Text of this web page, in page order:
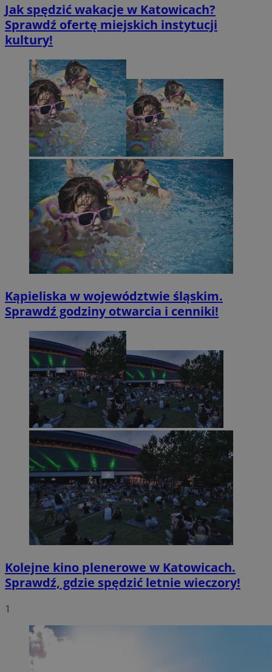
Jak spędzić wakacje w Katowicach?
Sprawdź ofertę miejskich instytucji
kultury!
Kąpieliska w województwie śląskim.
Sprawdź godziny otwarcia i cenniki!
Kolejne kino plenerowe w Katowicach.
Sprawdź, gdzie spędzić letnie wieczory!
1